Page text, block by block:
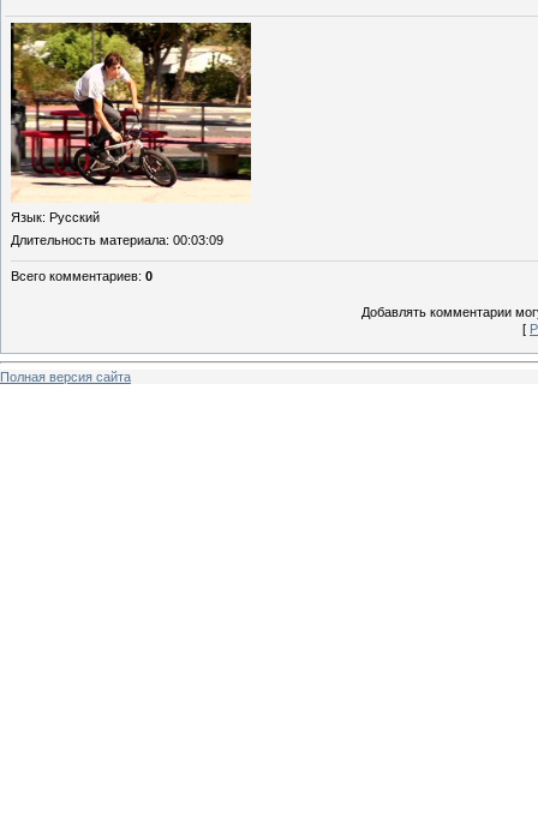
Язык: Русский
Длительность материала: 00:03:09
Всего комментариев: 0
Добавлять комментарии
[
Полная версия сайта